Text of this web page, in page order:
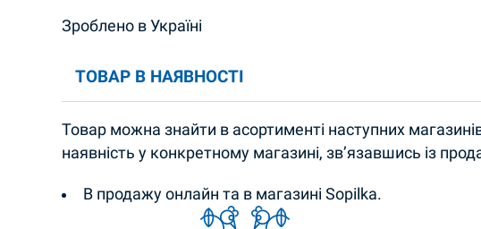
Зроблено в Україні
ТОВАР В НАЯВНОСТІ
Товар можна знайти в асортименті наступних
наявність у конкретному магазині, зв’язавшись із
В продажу онлайн та в магазині Sopilka.